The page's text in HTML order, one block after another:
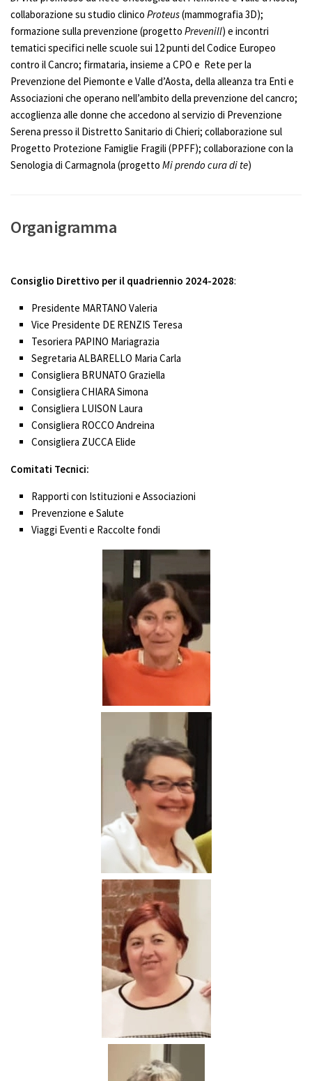
collaborazione su studio clinico Proteus(mammografia 3D);
formazione sulla prevenzione (progetto Prevenill) e incontri
tematici specifici nelle scuole sui 12 punti del Codice Europeo
contro il Cancro; firmataria, insieme a CPO e Rete per la
Prevenzione del Piemonte e Valle d’Aosta, della alleanza tra Enti e
Associazioni che operano nell’ambito della prevenzione del cancro;
accoglienza alle donne che accedono al servizio di Prevenzione
Serena presso il Distretto Sanitario di Chieri; collaborazione sul
Progetto Protezione Famiglie Fragili (PPFF); collaborazione con la
Senologia di Carmagnola (progetto Mi prendo cura di te)
Organigramma
Consiglio Direttivo per il quadriennio 2024-2028:
Presidente MARTANO Valeria
Vice Presidente DE RENZIS Teresa
Tesoriera PAPINO Mariagrazia
Segretaria ALBARELLO Maria Carla
Consigliera BRUNATO Graziella
Consigliera CHIARA Simona
Consigliera LUISON Laura
Consigliera ROCCO Andreina
Consigliera ZUCCA Elide
Comitati Tecnici:
Rapporti con Istituzioni e Associazioni
Prevenzione e Salute
Viaggi Eventi e Raccolte fondi